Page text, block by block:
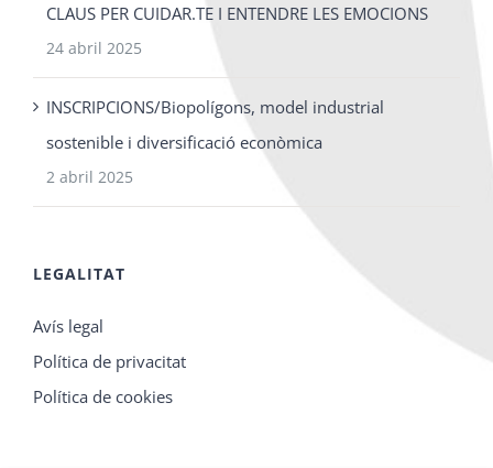
CLAUS PER CUIDAR.TE I ENTENDRE LES EMOCIONS
24 abril 2025
INSCRIPCIONS/Biopolígons, model industrial
sostenible i diversificació econòmica
2 abril 2025
LEGALITAT
Avís legal
Política de privacitat
Política de cookies